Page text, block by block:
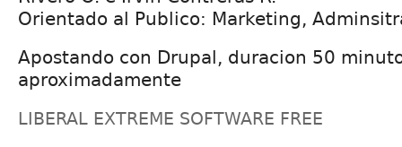
Orientado al Publico: Marketing,
Apostando con Drupal, duracion 50
aproximadamente
LIBERAL EXTREME SOFTWARE FREE